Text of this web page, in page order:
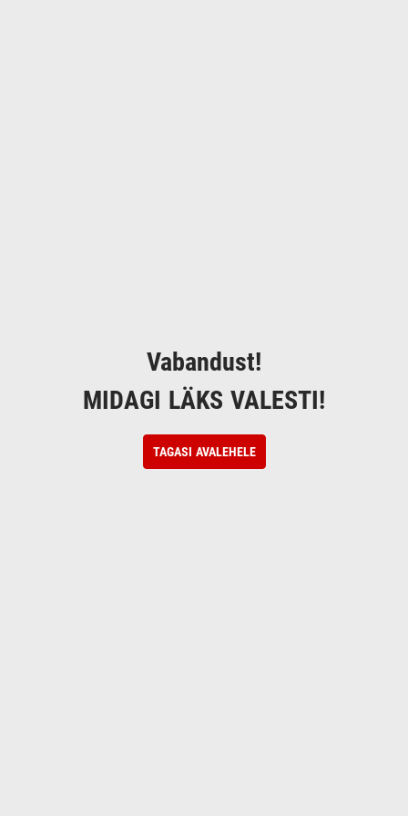
Vabandust!
MIDAGI LÄKS VALESTI!
TAGASI AVALEHELE